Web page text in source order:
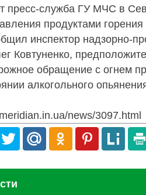
пресс-служба ГУ МЧС в
продуктами
инспектор надзорно-
Ковтуненко,
обращение с огнем
алкогольного
news/3097.html